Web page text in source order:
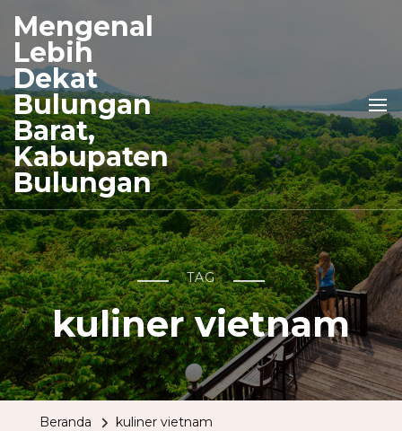
Mengenal
Lebih
Dekat
Bulungan
Barat,
Kabupaten
Bulungan
TAG
kuliner vietnam
Beranda kuliner vietnam